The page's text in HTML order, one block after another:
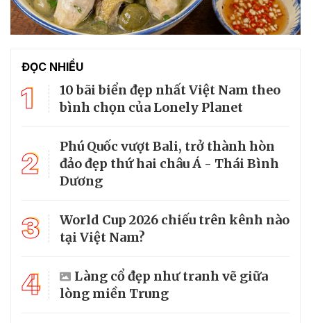
ĐỌC NHIỀU
1
10 bãi biển đẹp nhất Việt Nam theo
bình chọn của Lonely Planet
2
Phú Quốc vượt Bali, trở thành hòn
đảo đẹp thứ hai châu Á - Thái Bình
Dương
3
World Cup 2026 chiếu trên kênh nào
tại Việt Nam?
4
Làng cổ đẹp như tranh vẽ giữa
lòng miền Trung